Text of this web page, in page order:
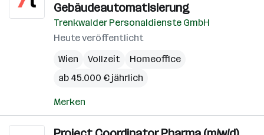
Gebäudeautomatisierung
Trenkwalder Personaldienste GmbH
Heute veröffentlicht
Wien
Vollzeit
Homeoffice
ab 45.000 € jährlich
Merken